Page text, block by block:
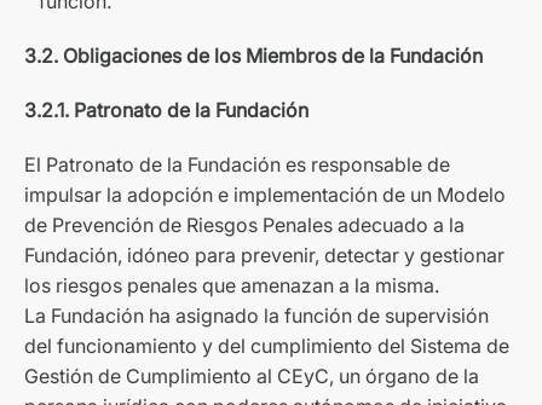
3.2. Obligaciones de los Miembros de la Fundación
3.2.1. Patronato de la Fundación
El Patronato de la Fundación es responsable de
impulsar la adopción e implementación de un Modelo
de Prevención de Riesgos Penales adecuado a la
Fundación, idóneo para prevenir, detectar y gestionar
los riesgos penales que amenazan a la misma.
La Fundación ha asignado la función de supervisión
del funcionamiento y del cumplimiento del Sistema de
Gestión de Cumplimiento al CEyC, un órgano de la